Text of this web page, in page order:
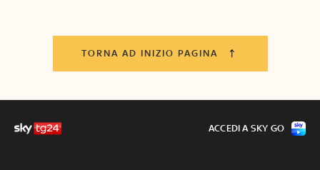
TORNA AD INIZIO PAGINA
ACCEDI A SKY GO